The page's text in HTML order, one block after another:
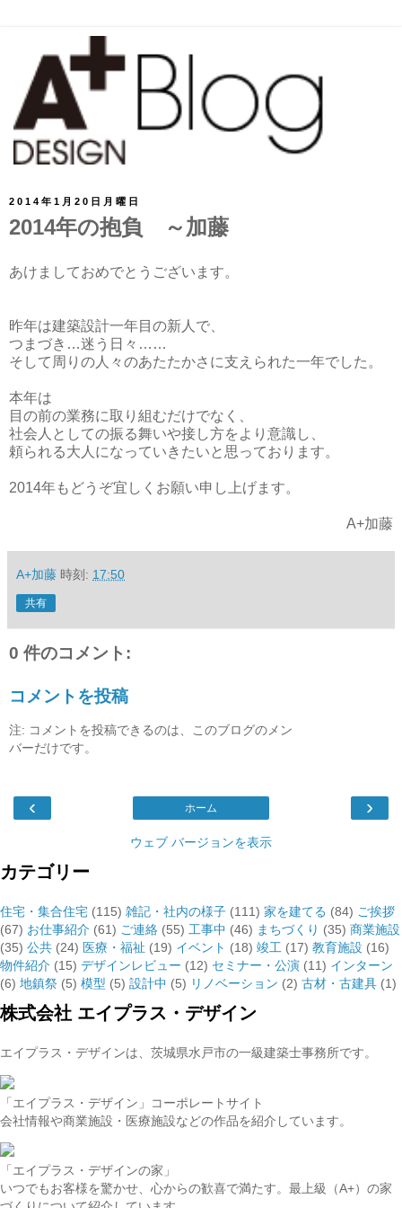
2014年1月20日月曜日
2014年の抱負 ～加藤
あけましておめでとうございます。
昨年は建築設計一年目の新人で、
つまづき…迷う日々……
そして周りの人々のあたたかさに支えられた一年でした。
本年は
目の前の業務に取り組むだけでなく、
社会人としての振る舞いや接し方をより意識し、
頼られる大人になっていきたいと思っております。
2014年もどうぞ宜しくお願い申し上げます。
A+加藤
A+加藤 時刻: 17:50
共有
0 件のコメント:
コメントを投稿
注: コメントを投稿できるのは、このブログのメン
バーだけです。
‹ ›
ホーム
ウェブ バージョンを表示
カテゴリー
住宅・集合住宅 (115) 雑記・社内の様子 (111) 家を建てる (84) ご挨拶
(67) お仕事紹介 (61) ご連絡 (55) 工事中 (46) まちづくり (35) 商業施設
(35) 公共 (24) 医療・福祉 (19) イベント (18) 竣工 (17) 教育施設 (16)
物件紹介 (15) デザインレビュー (12) セミナー・公演 (11) インターン
(6) 地鎮祭 (5) 模型 (5) 設計中 (5) リノベーション (2) 古材・古建具 (1)
株式会社 エイプラス・デザイン
エイプラス・デザインは、茨城県水戸市の一級建築士事務所です。
「エイプラス・デザイン」コーポレートサイト
会社情報や商業施設・医療施設などの作品を紹介しています。
「エイプラス・デザインの家」
いつでもお客様を驚かせ、心からの歓喜で満たす。最上級（A+）の家